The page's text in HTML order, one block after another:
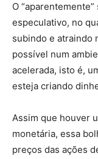
O
especulativo, no
subindo e atraindo
possível num
acelerada, isto é,
esteja criando
Assim que houver
monetária, essa
preços das ações